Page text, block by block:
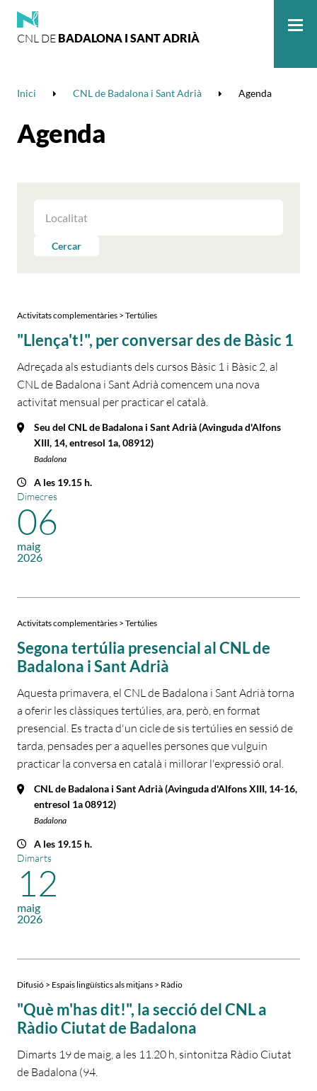
CNL DE BADALONA I SANT ADRIÀ
Inici CNL de Badalona i Sant Adrià Agenda
Agenda
LES
PERCercar
Activitats complementàries > Tertúlies
"Llença't!", per conversar des de Bàsic 1
Adreçada als estudiants dels cursos Bàsic 1 i Bàsic 2, al
CNL de Badalona i Sant Adrià comencem una nova
activitat mensual per practicar el català.
Seu del CNL de Badalona i Sant Adrià (Avinguda d'Alfons
XIII, 14, entresol 1a, 08912)
Badalona
A les 19.15 h.
Dimecres
06
maig
2026
Activitats complementàries > Tertúlies
Segona tertúlia presencial al CNL de
Badalona i Sant Adrià
Aquesta primavera, el CNL de Badalona i Sant Adrià torna
a oferir les clàssiques tertúlies, ara, però, en format
presencial. Es tracta d'un cicle de sis tertúlies en sessió de
tarda, pensades per a aquelles persones que vulguin
practicar la conversa en català i millorar l'expressió oral.
CNL de Badalona i Sant Adrià (Avinguda d'Alfons XIII, 14-16,
entresol 1a 08912)
Badalona
A les 19.15 h.
Dimarts
12
maig
2026
Difusió > Espais lingüístics als mitjans > Ràdio
"Què m'has dit!", la secció del CNL a
Ràdio Ciutat de Badalona
Dimarts 19 de maig, a les 11.20 h, sintonitza Ràdio Ciutat
de Badalona (94.